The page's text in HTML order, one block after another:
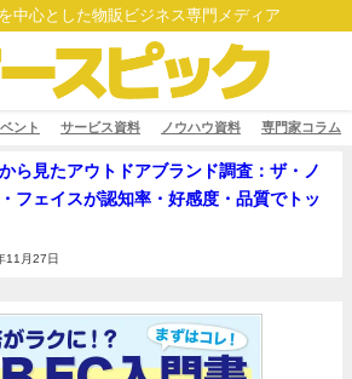
中心とした物販ビジネス専門メディア
ント サービス資料 ノウハウ資料 専門家コラム
ら見たアウトドアブランド調査：ザ・ノ
フェイスが認知率・好感度・品質でトッ
11月27日